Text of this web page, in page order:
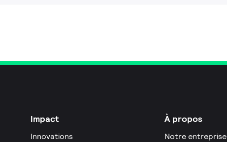
Impact
Innovations
À propos
Notre entreprise